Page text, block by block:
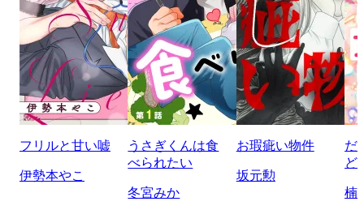
フリルと甘い嘘
伊勢本やこ
うさぎくんは食
べられたい
冬宮みか
お瑕疵い物件
坂元勲
だ
ど
楠